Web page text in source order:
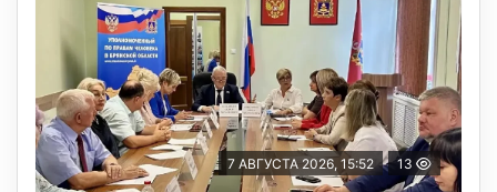
7 АВГУСТА 2026, 15:52 13